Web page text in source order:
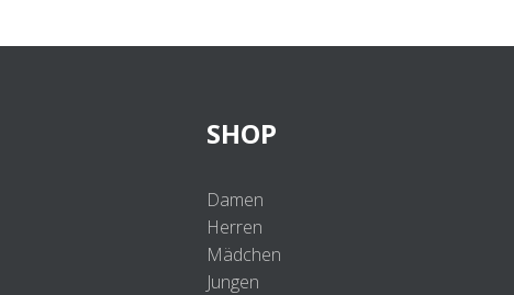
SHOP
Damen
Herren
Mädchen
Jungen